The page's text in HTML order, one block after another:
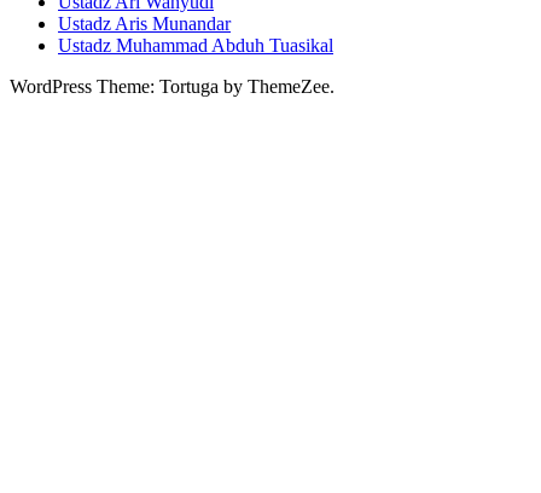
Ustadz Aris Munandar
Ustadz Muhammad Abduh Tuasikal
WordPress Theme: Tortuga by ThemeZee.